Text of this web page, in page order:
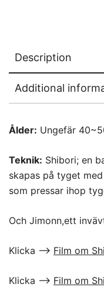
Description
Additional
Ålder: Ungefär
Teknik: Shibori; en
skapas på tyget
som pressar ihop
Och Jimonn,ett
Klicka –> Film om
Klicka –> Film om